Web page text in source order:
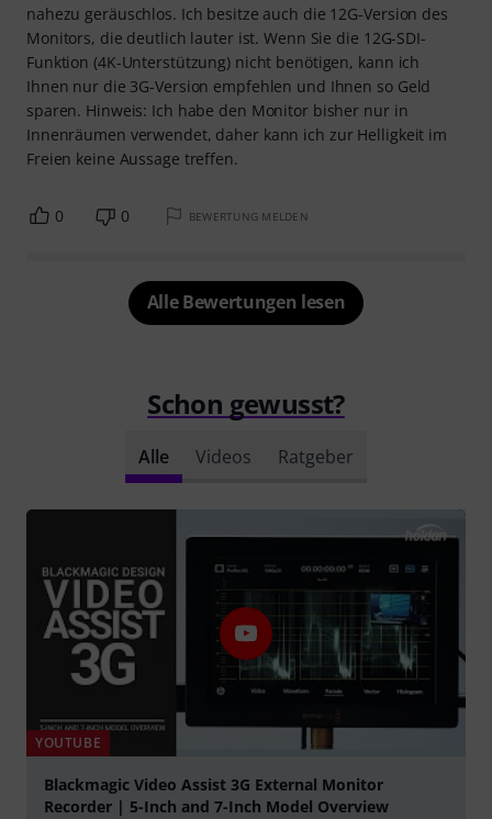
nahezu geräuschlos. Ich besitze auch die 12G-Version des
Monitors, die deutlich lauter ist. Wenn Sie die 12G-SDI-
Funktion (4K-Unterstützung) nicht benötigen, kann ich
Ihnen nur die 3G-Version empfehlen und Ihnen so Geld
sparen. Hinweis: Ich habe den Monitor bisher nur in
Innenräumen verwendet, daher kann ich zur Helligkeit im
Freien keine Aussage treffen.
0 0 BEWERTUNG MELDEN
Alle Bewertungen lesen
Schon gewusst?
Alle Videos Ratgeber
YOUTUBE
Blackmagic Video Assist 3G External Monitor
Recorder | 5-Inch and 7-Inch Model Overview